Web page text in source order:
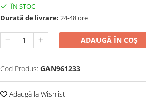
ÎN STOC
Durată de livrare: 24-48 ore
ADAUGĂ ÎN COȘ
Cod Produs: GAN961233
Adaugă la Wishlist